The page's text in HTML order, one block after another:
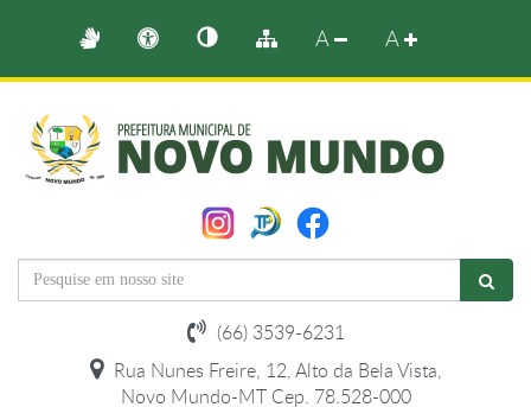
A A
(66) 3539-6231
Rua Nunes Freire, 12, Alto da Bela Vista,
Novo Mundo-MT Cep. 78.528-000